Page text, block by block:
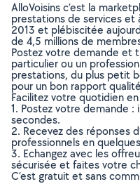
AlloVoisins c’est la
prestations de services
2013 et plébiscitée
de 4,5 millions de
Postez votre demande et
particulier ou un
prestations, du plus petit
pour un bon rapport
Facilitez votre quotidien
1. Postez votre demande
secondes.
2. Recevez des réponses
professionnels en
3. Echangez avec les
sécurisée et faites votre
C’est gratuit et sans